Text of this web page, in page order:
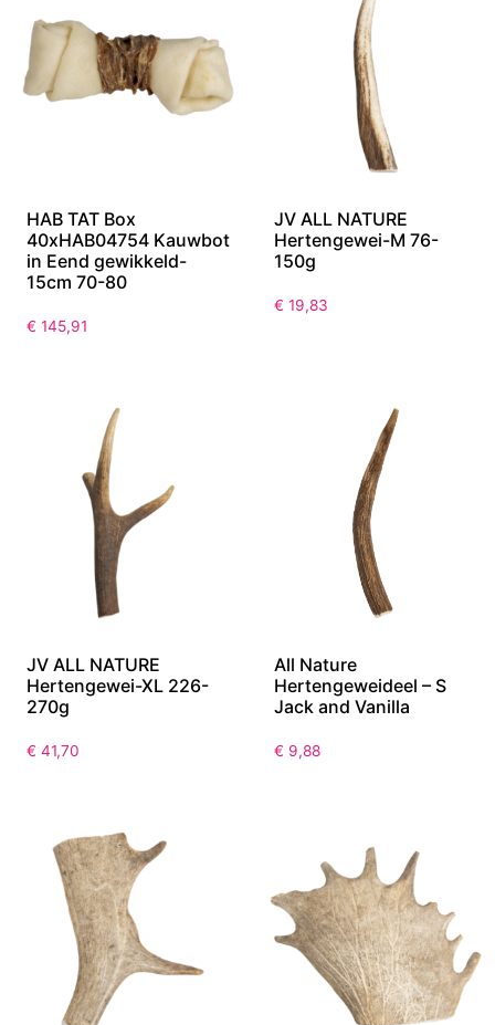
HAB TAT Box
40xHAB04754 Kauwbot
in Eend gewikkeld-
15cm 70-80
€ 145,91
JV ALL NATURE
Hertengewei-M 76-
150g
€ 19,83
JV ALL NATURE
Hertengewei-XL 226-
270g
€ 41,70
All Nature
Hertengeweideel – S
Jack and Vanilla
€ 9,88